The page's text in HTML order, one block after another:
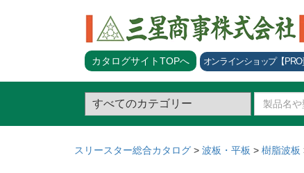
カタログサイトTOPへ オンラインショップ【PRO
スリースター総合カタログ > 波板・平板 > 樹脂波板